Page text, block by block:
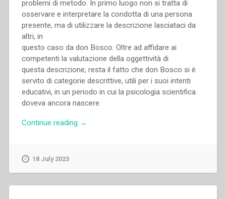
problemi di metodo. In primo luogo non si tratta di
osservare e interpretare la condotta di una persona
presente, ma di utilizzare la descrizione lasciataci da
altri, in
questo caso da don Bosco. Oltre ad affidare ai
competenti la valutazione della oggettività di
questa descrizione, resta il fatto che don Bosco si è
servito di categorie descrittive, utili per i suoi intenti
educativi, in un periodo in cui la psicologia scientifica
doveva ancora nascere.
Continue reading “Albino
→
18 July 2023